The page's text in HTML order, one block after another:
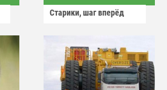
Старики, шаг вперёд